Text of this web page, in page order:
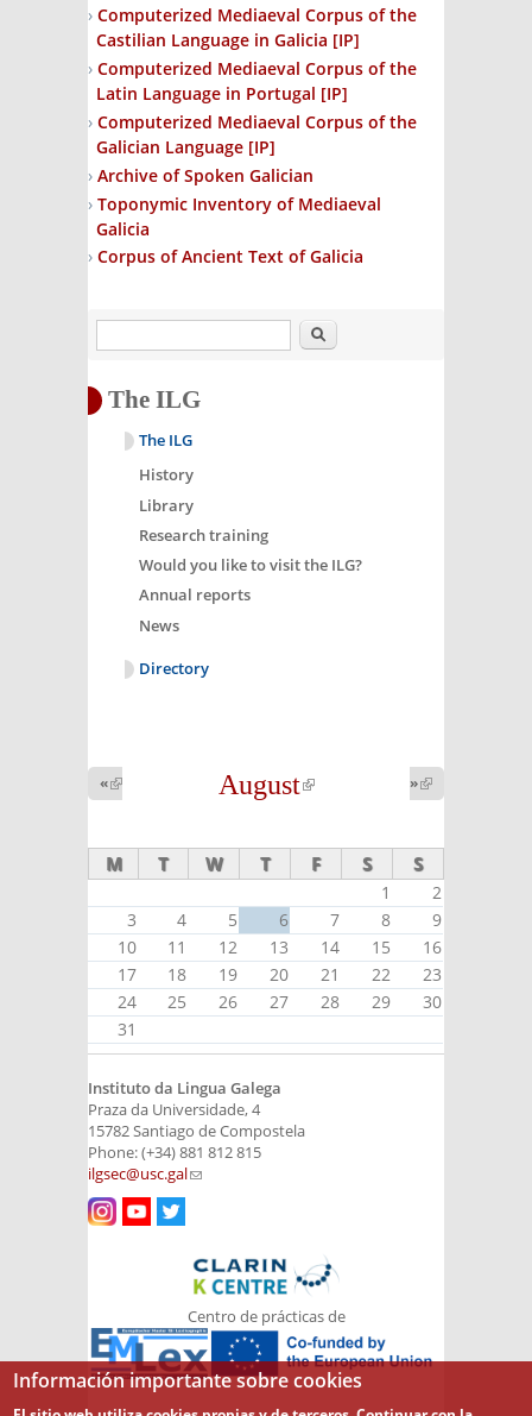
Computerized Mediaeval Corpus of the
Castilian Language in Galicia [IP]
Computerized Mediaeval Corpus of the
Latin Language in Portugal [IP]
Computerized Mediaeval Corpus of the
Galician Language [IP]
Archive of Spoken Galician
Toponymic Inventory of Mediaeval
Galicia
Corpus of Ancient Text of Galicia
Search
The ILG
The ILG
History
Library
Research training
Would you like to visit the ILG?
Annual reports
News
Directory
August
(link is
«
external)
»
external)
M T W T F S S
1
2
3
4 5 6 7 8
9
10
11 12 13 14 15
16
17
18 19 20 21 22
23
24
25 26 27 28 29
30
31
Instituto da Lingua Galega
Praza da Universidade, 4
15782 Santiago de Compostela
Phone: (+34) 881 812 815
ilgsec@usc.gal(link sends e-mail)
Centro de prácticas de
Información importante sobre cookies